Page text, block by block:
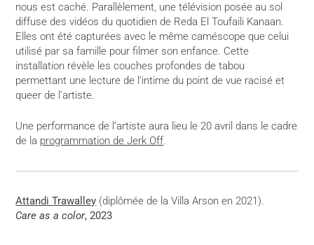
nous est caché. Parallèlement, une télévision posée au sol
diffuse des vidéos du quotidien de Reda El Toufaili Kanaan.
Elles ont été capturées avec le même caméscope que celui
utilisé par sa famille pour filmer son enfance. Cette
installation révèle les couches profondes de tabou
permettant une lecture de l’intime du point de vue racisé et
queer de l’artiste.
Une performance de l’artiste aura lieu le 20 avril dans le cadre
de la programmation de Jerk Off.
Attandi Trawalley (diplômée de la Villa Arson en 2021).
Care as a color, 2023